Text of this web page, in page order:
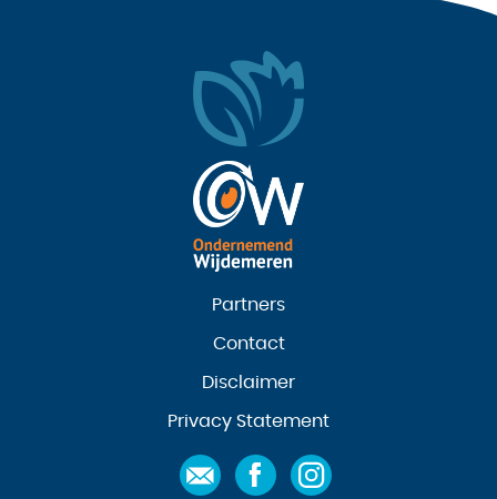
Partners
Contact
Disclaimer
Privacy Statement